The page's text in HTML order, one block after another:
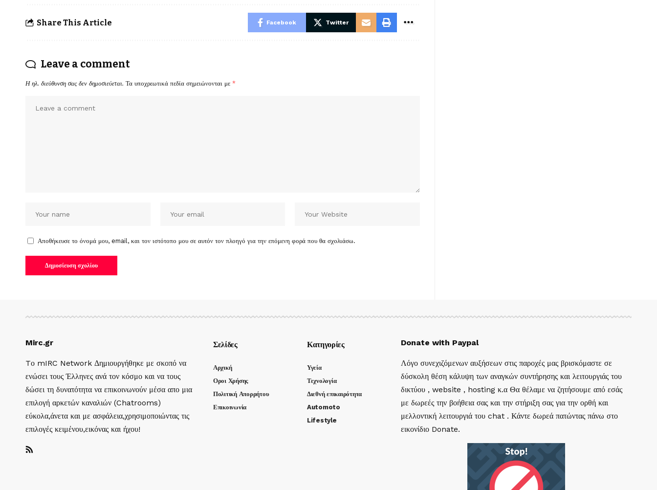
Share This Article Facebook Twitter
Leave a comment
Η ηλ. διεύθυνση σας δεν δημοσιεύεται. Τα υποχρεωτικά πεδία σημειώνονται με *
Αποθήκευσε το όνομά μου, email, και τον ιστότοπο μου σε αυτόν τον πλοηγό για την επόμενη φορά που θα σχολιάσω.
Mirc.gr
Tο mIRC Network Δημιουργήθηκε με σκοπό να
ενώσει τους Έλληνες ανά τον κόσμο και να τους
δώσει τη δυνατότητα να επικοινωνούν μέσα απο μια
επιλογή αρκετών καναλιών (Chatrooms)
εύκολα,άνετα και με ασφάλεια,χρησιμοποιώντας τις
επιλογές κειμένου,εικόνας και ήχου!
Σελίδες
Αρχική
Οροι Χρήσης
Πολιτική Απορρήτου
Επικοινωνία
Κατηγορίες
Υγεία
Τεχνολογία
Διεθνή επικαιρότητα
Automoto
Lifestyle
Donate with Paypal
Λόγο συνεχιζόμενων αυξήσεων στις παροχές μας βρισκόμαστε σε
δύσκολη θέση κάλυψη των αναγκών συντήρησης και λειτουργιάς του
δικτύου , website , hosting κ.α Θα θέλαμε να ζητήσουμε από εσάς
με δωρεές την βοήθεια σας και την στήριξη σας για την ορθή και
μελλοντική λειτουργιά του chat . Κάντε δωρεά πατώντας πάνω στο
εικονίδιο Donate.